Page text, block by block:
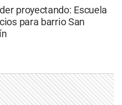
proyectando: Escuela
para barrio San